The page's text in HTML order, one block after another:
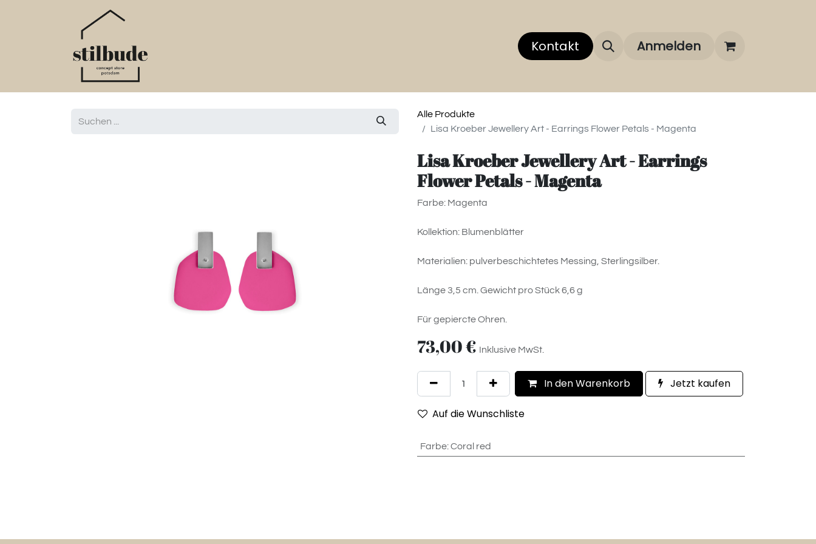
Über uns Über unsere Marken FAQ
Kontakt Anmelden
Alle Produkte
Lisa Kroeber Jewellery Art - Earrings Flower Petals - Magenta
Lisa Kroeber Jewellery Art - Earrings
Flower Petals - Magenta
Farbe: Magenta
Kollektion: Blumenblätter
Materialien: pulverbeschichtetes Messing, Sterlingsilber.
Länge 3,5 cm. Gewicht pro Stück 6,6 g
Für gepiercte Ohren.
73,00€ Inklusive MwSt.
In den Warenkorb Jetzt kaufen
Auf die Wunschliste
Farbe:Coral red